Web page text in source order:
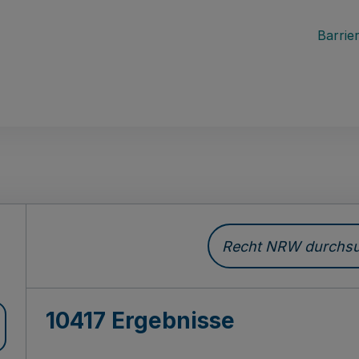
Recht NRW
10417 Ergebnisse